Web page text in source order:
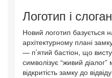
Логотип і слоган
Новий логотип базується
архітектурному плані
— п’ятий бастіон, що
символізує “живий
відкритість замку до